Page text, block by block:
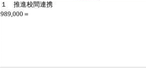
１ 推進校間連携
989,000＝